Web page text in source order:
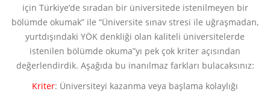
için Türkiye’de sıradan bir üniversitede istenilmeyen bir
bölümde okumak” ile “Üniversite sınav stresi ile uğraşmadan,
yurtdışındaki YÖK denkliği olan kaliteli üniversitelerde
istenilen bölümde okuma”yı pek çok kriter açısından
değerlendirdik. Aşağıda bu inanılmaz farkları bulacaksınız:
Kriter: Üniversiteyi kazanma veya başlama kolaylığı